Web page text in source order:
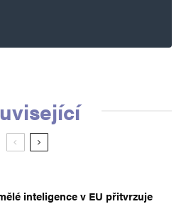
inteligence v EU přitvrzuje